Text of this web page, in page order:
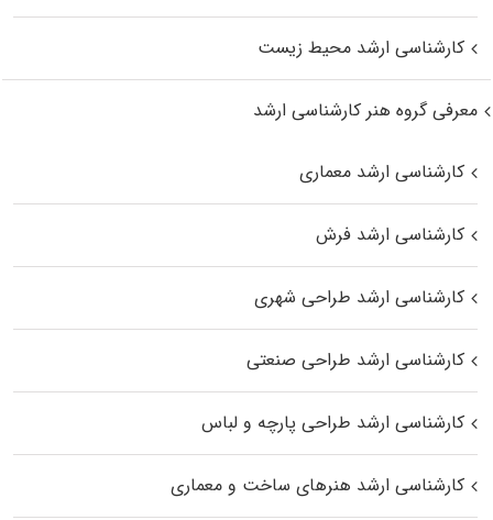
کارشناسی ارشد محیط زیست
معرفی گروه هنر کارشناسی ارشد
کارشناسی ارشد معماری
کارشناسی ارشد فرش
کارشناسی ارشد طراحی شهری
کارشناسی ارشد طراحی صنعتی
کارشناسی ارشد طراحی پارچه و لباس
کارشناسی ارشد هنرهای ساخت و معماری